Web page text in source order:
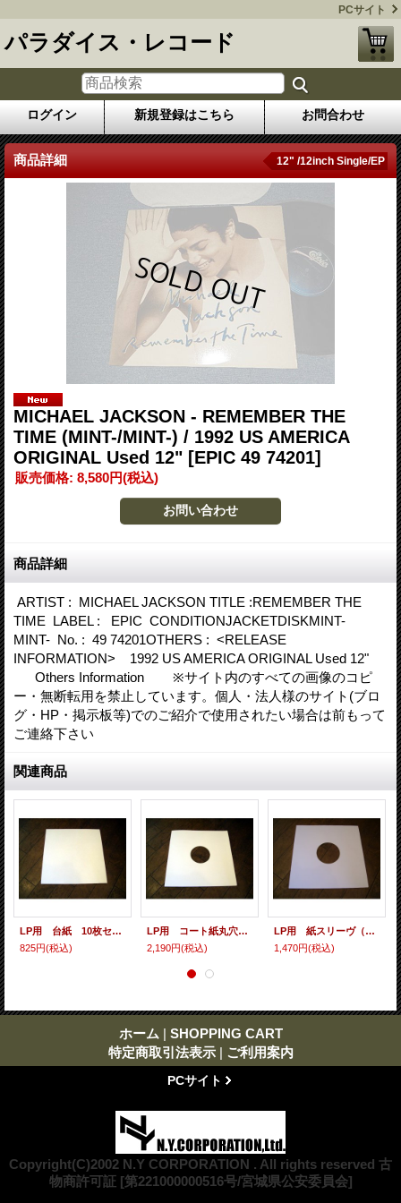
PCサイト
パラダイス・レコード
ログイン 新規登録はこちら お問合わせ
商品詳細 12" /12inch Single/EP
MICHAEL JACKSON - REMEMBER THE
TIME (MINT-/MINT-) / 1992 US AMERICA
ORIGINAL Used 12" [EPIC 49 74201]
販売価格: 8,580円(税込)
商品詳細
ARTIST : MICHAEL JACKSON TITLE :REMEMBER THE
TIME LABEL : EPIC CONDITIONJACKETDISKMINT-
MINT- No. : 49 74201OTHERS : <RELEASE
INFORMATION> 1992 US AMERICA ORIGINAL Used 12"
Others Information ※サイト内のすべての画像のコピ
ー・無断転用を禁止しています。個人・法人様のサイト(ブロ
グ・HP・掲示板等)でのご紹介で使用されたい場合は前もって
ご連絡下さい
関連商品
LP用 台紙 10枚セット
825円(税込)
LP用 コート紙丸穴ジャケ 10枚セット
2,190円(税込)
LP用 紙スリーヴ（レギュラー 四角の角） 10枚セット
1,470円(税込)
ホーム | SHOPPING CART
特定商取引法表示 | ご利用案内
PCサイト
Copyright(C)2002 N.Y CORPORATION . All rights reserved 古
物商許可証 [第221000000516号/宮城県公安委員会]